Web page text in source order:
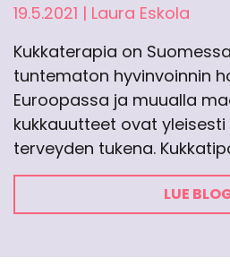
19.5.2021 | Laura Eskola
Kukkaterapia on
tuntematon hyvinvoinnin
Euroopassa ja muualla
kukkauutteet ovat
terveyden tukena.
LUE